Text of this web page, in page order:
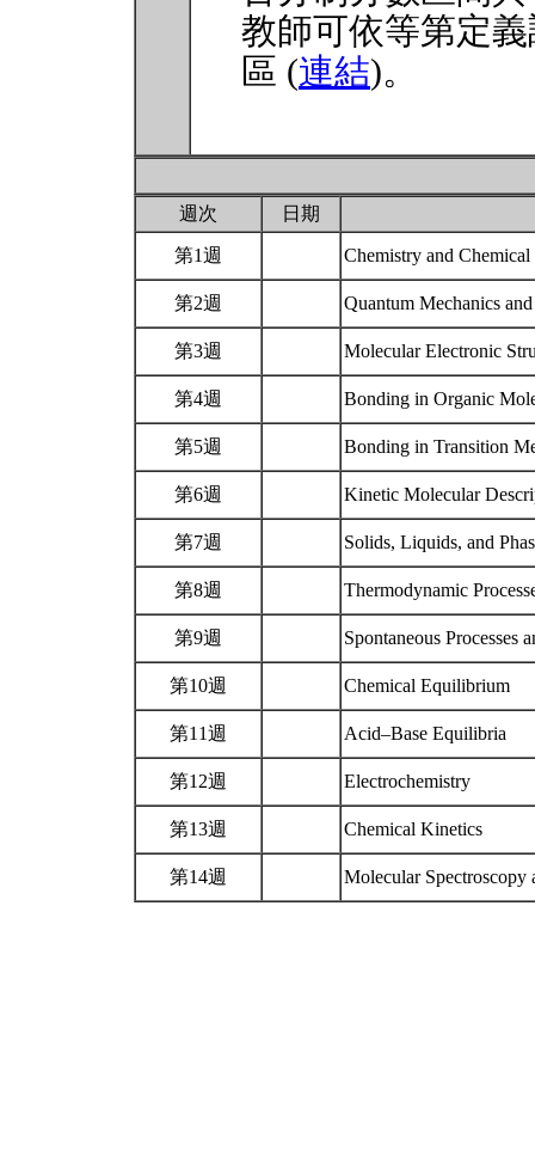
教師可依等第定
區 (連結)。
週次 日期
第1週 Chemistry and
第2週 Quantum Mechanics
第3週 Molecular Electronic
第4週 Bonding in Organic
第5週 Bonding in Transition
第6週 Kinetic Molecular
第7週 Solids, Liquids, and
第8週 Thermodynamic
第9週 Spontaneous
第10週 Chemical Equilibrium
第11週 Acid–Base Equilibria
第12週 Electrochemistry
第13週 Chemical Kinetics
第14週 Molecular Spectroscopy